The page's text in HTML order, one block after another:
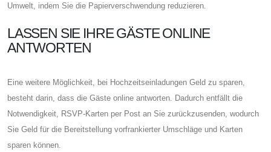
Umwelt, indem Sie die Papierverschwendung reduzieren.
LASSEN SIE IHRE GÄSTE ONLINE
ANTWORTEN
Eine weitere Möglichkeit, bei Hochzeitseinladungen Geld zu sparen,
besteht darin, dass die Gäste online antworten. Dadurch entfällt die
Notwendigkeit, RSVP-Karten per Post an Sie zurückzusenden, wodurch
Sie Geld für die Bereitstellung vorfrankierter Umschläge und Karten
sparen können.